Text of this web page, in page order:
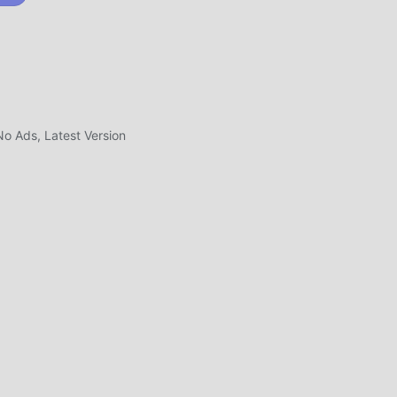
di
il
Ads, Latest Version